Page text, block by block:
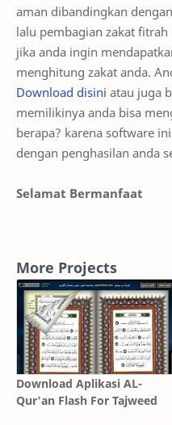
aman dibandingkan
lalu pembagian zakat
jika anda ingin
menghitung zakat anda.
Download disini atau juga
memilikinya anda bisa
berapa? karena software
dengan penghasilan anda
Selamat Bermanfaat
More Projects
Download Aplikasi AL-
Qur'an Flash For Tajweed